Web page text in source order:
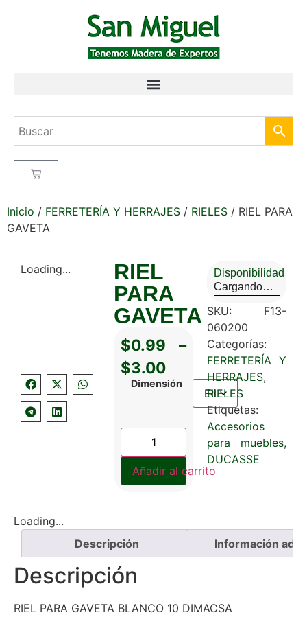
Inicio / FERRETERÍA Y HERRAJES / RIELES / RIEL PARA
GAVETA
Loading...
RIEL
PARA
GAVETA
$0.99 –
$3.00
Dimensión
Añadir al carrito
Disponibilidad
Cargando…
SKU: F13-
060200
Categorías:
FERRETERÍA Y
HERRAJES,
RIELES
Etiquetas:
Accesorios
para muebles,
DUCASSE
Loading...
Descripción
Información
Descripción
RIEL PARA GAVETA BLANCO 10 DIMACSA